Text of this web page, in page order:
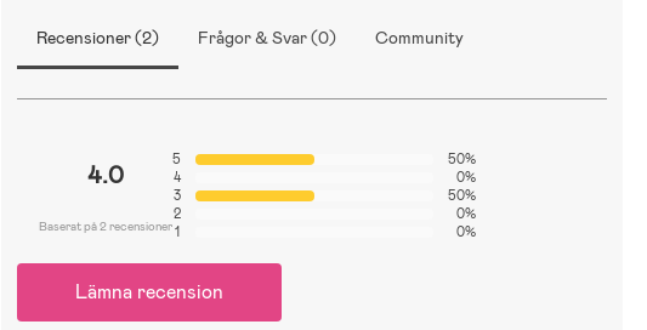
Recensioner (2) Frågor & Svar (0) Community
4.0
Baserat på 2 recensioner
5
50%
4
0%
3
50%
2
0%
1
0%
Lämna recension